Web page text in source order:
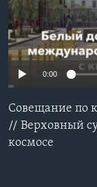
Learning English
СОЦИАЛЬНЫЕ СЕТИ
Языки
No
0:00
Совещание по
// Верховный
космосе